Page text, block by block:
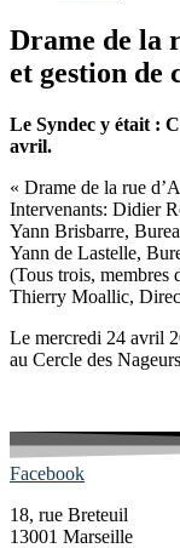
Drame de la
et gestion de
Le Syndec y était :
avril.
« Drame de la rue
Intervenants: Didier
Yann Brisbarre,
Yann de Lastelle,
(Tous trois, membres
Thierry Moallic,
Le mercredi 24 avril
au Cercle des
Facebook
18, rue Breteuil
13001 Marseille